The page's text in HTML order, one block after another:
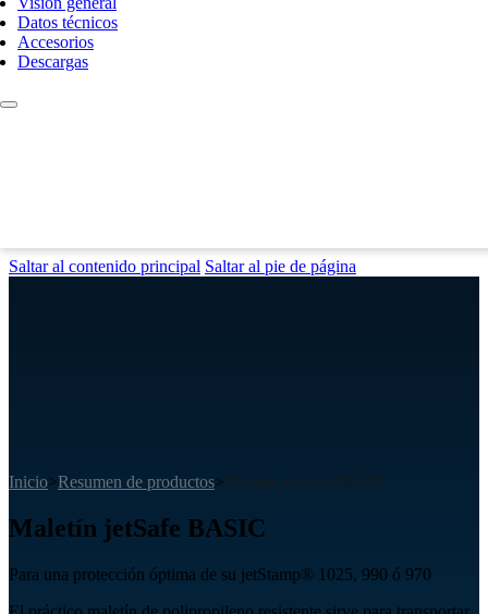
Saltar al contenido principal Saltar al pie de página
Datos técnicos
Accesorios
Descargas
Inicio>Resumen de productos> Maletín jetSafe BASIC
Maletín jetSafe BASIC
Para una protección óptima de su jetStamp® 1025, 990 ó 970